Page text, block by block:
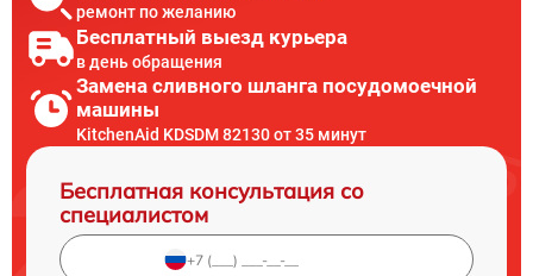
ремонт по желанию
Бесплатный выезд курьера
в день обращения
Замена сливного шланга посудомоечной
машины
KitchenAid KDSDM 82130 от 35 минут
Бесплатная консультация со
специалистом